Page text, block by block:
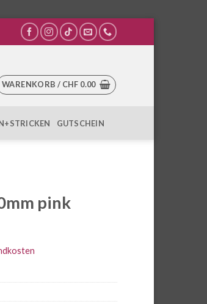
WARENKORB / CHF 0.00
GUTSCHEIN
pink